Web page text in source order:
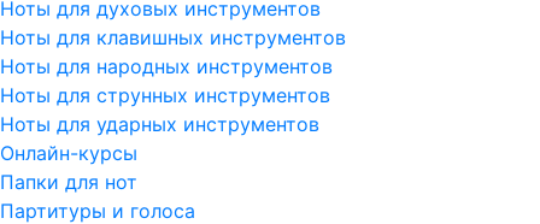
Ноты для духовых инструментов
Ноты для клавишных инструментов
Ноты для народных инструментов
Ноты для струнных инструментов
Ноты для ударных инструментов
Онлайн-курсы
Папки для нот
Партитуры и голоса